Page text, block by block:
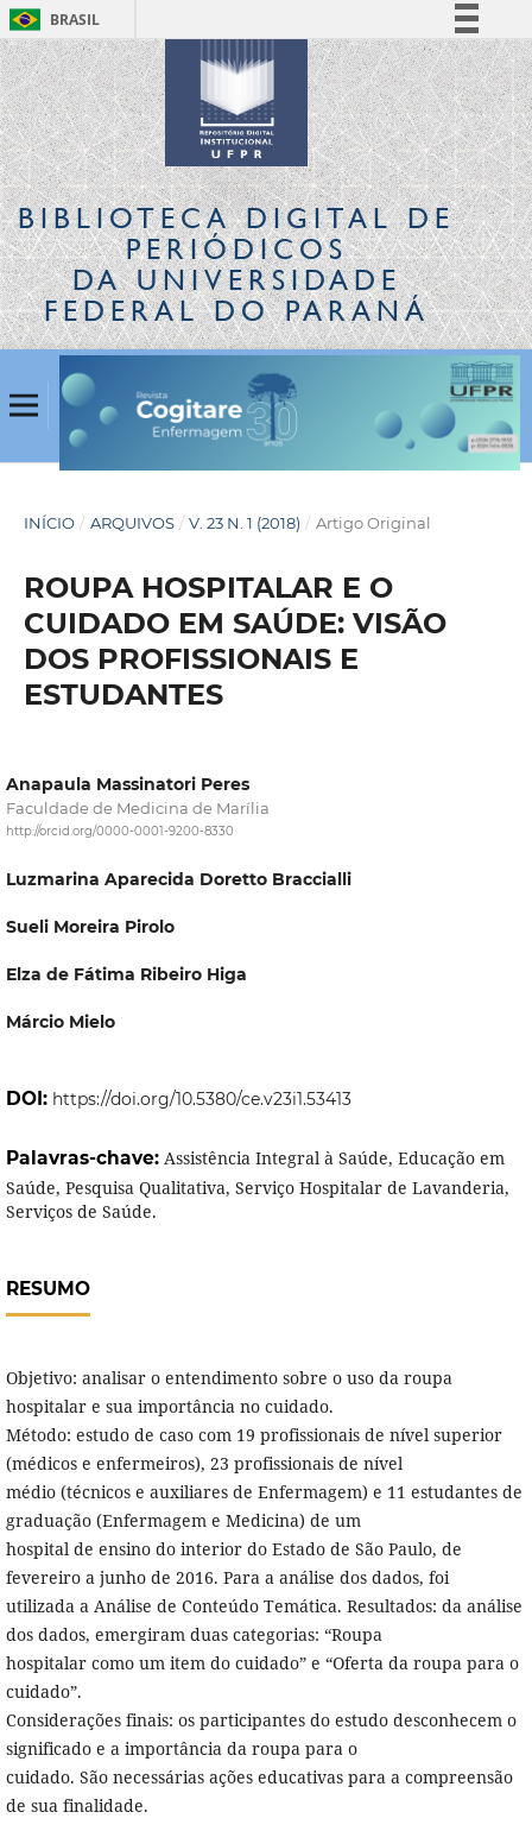
BRASIL
Simplifique!
Comunica BR
Participe
Acesso à informação
Legislação
Canais
BIBLIOTECA DIGITALDE
PERIÓDICOS
DA UNIVERSIDADE
FEDERAL DO PARANÁ
INÍCIO / ARQUIVOS / V. 23 N. 1 (2018) / Artigo Original
ROUPA HOSPITALAR E O
CUIDADO EM SAÚDE: VISÃO
DOS PROFISSIONAIS E
ESTUDANTES
Anapaula Massinatori Peres
Faculdade de Medicina de Marília
http://orcid.org/0000-0001-9200-8330
Luzmarina Aparecida Doretto Braccialli
Sueli Moreira Pirolo
Elza de Fátima Ribeiro Higa
Márcio Mielo
DOI: https://doi.org/10.5380/ce.v23i1.53413
Palavras-chave: Assistência Integral à Saúde, Educação em
Saúde, Pesquisa Qualitativa, Serviço Hospitalar de Lavanderia,
Serviços de Saúde.
RESUMO
Objetivo: analisar o entendimento sobre o uso da roupa
hospitalar e sua importância no cuidado.
Método: estudo de caso com 19 profissionais de nível superior
(médicos e enfermeiros), 23 profissionais de nível
médio (técnicos e auxiliares de Enfermagem) e 11 estudantes de
graduação (Enfermagem e Medicina) de um
hospital de ensino do interior do Estado de São Paulo, de
fevereiro a junho de 2016. Para a análise dos dados, foi
utilizada a Análise de Conteúdo Temática. Resultados: da análise
dos dados, emergiram duas categorias: “Roupa
hospitalar como um item do cuidado” e “Oferta da roupa para o
cuidado”.
Considerações finais: os participantes do estudo desconhecem o
significado e a importância da roupa para o
cuidado. São necessárias ações educativas para a compreensão
de sua finalidade.